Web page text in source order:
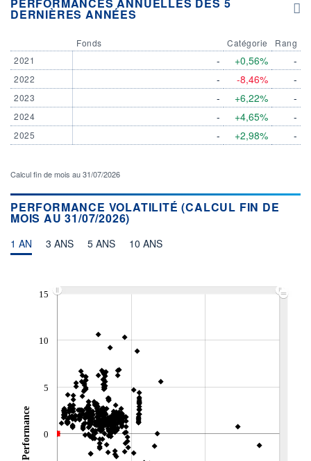
995
1 000
CATÉGORIE MORNINGSTAR
Obligations EUR Flexibles
ÉLIGIBILITÉ
CTO BUSINESS
Non éligible Boursobank
ACTIF NET (EUR)
DERNIÈRES ANNÉES
2021
2022
2023
2024
2025
Fonds
-
-
-
-
-
Catégorie
+0,56%
-8,46%
+6,22%
+4,65%
+2,98%
Rang
-
-
-
-
-
Calcul fin de mois au 31/07/2026
PERFORMANCE VOLATILITÉ (CALCUL FIN DE
MOIS AU 31/07/2026)
1 AN 3 ANS 5 ANS 10 ANS
0
5
10
15
Performance